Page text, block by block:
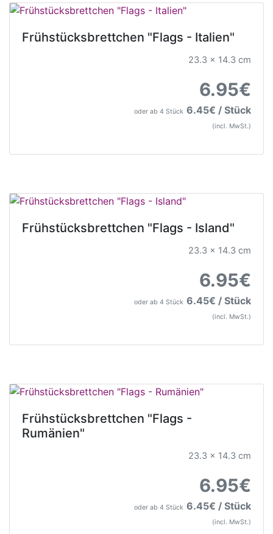
Frühstücksbrettchen "Flags - Italien"
23.3 x 14.3 cm
6.95€
oder ab 4 Stück 6.45€ / Stück
(incl. MwSt.)
Frühstücksbrettchen "Flags - Island"
23.3 x 14.3 cm
6.95€
oder ab 4 Stück 6.45€ / Stück
(incl. MwSt.)
Frühstücksbrettchen "Flags -
Rumänien"
23.3 x 14.3 cm
6.95€
oder ab 4 Stück 6.45€ / Stück
(incl. MwSt.)